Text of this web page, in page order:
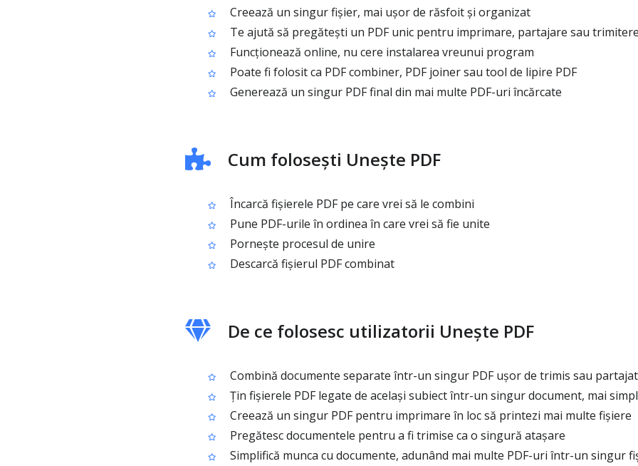
Creează un singur fișier, mai ușor de răsfoit și organizat
Te ajută să pregătești un PDF unic pentru imprimare, partajare sau
Funcționează online, nu cere instalarea vreunui program
Poate fi folosit ca PDF combiner, PDF joiner sau tool de lipire PDF
Generează un singur PDF final din mai multe PDF-uri încărcate
Cum folosești Unește PDF
Încarcă fișierele PDF pe care vrei să le combini
Pune PDF-urile în ordinea în care vrei să fie unite
Pornește procesul de unire
Descarcă fișierul PDF combinat
De ce folosesc utilizatorii Unește PDF
Combină documente separate într-un singur PDF ușor de trimis sau partajat
Țin fișierele PDF legate de același subiect într-un singur document, mai
Creează un singur PDF pentru imprimare în loc să printezi mai multe fișiere
Pregătesc documentele pentru a fi trimise ca o singură atașare
Simplifică munca cu documente, adunând mai multe PDF-uri într-un singur